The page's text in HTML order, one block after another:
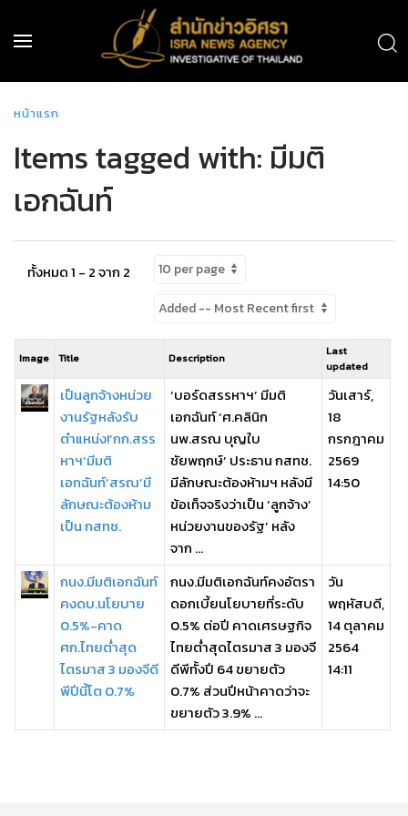
หน้าแรก
Items tagged with: มีมติ
เอกฉันท์
ทั้งหมด 1 - 2 จาก 2
Image Title Description
Last
updated
เป็นลูกจ้างหน่วย
งานรัฐหลังรับ
ตำแหน่ง!‘กก.สรร
หาฯ’มีมติ
เอกฉันท์‘สรณ’มี
ลักษณะต้องห้าม
เป็น กสทช.
‘บอร์ดสรรหาฯ’ มีมติ
เอกฉันท์ ‘ศ.คลินิก
นพ.สรณ บุญใบ
ชัยพฤกษ์’ ประธาน กสทช.
มีลักษณะต้องห้ามฯ หลังมี
ข้อเท็จจริงว่าเป็น ‘ลูกจ้าง’
หน่วยงานของรัฐ’ หลัง
จาก ...
วันเสาร์,
18
กรกฎาคม
2569
14:50
กนง.มีมติเอกฉันท์
คงดบ.นโยบาย
0.5%-คาด
ศก.ไทยต่ำสุด
ไตรมาส 3 มองจีดี
พีปีนี้โต 0.7%
กนง.มีมติเอกฉันท์คงอัตรา
ดอกเบี้ยนโยบายที่ระดับ
0.5% ต่อปี คาดเศรษฐกิจ
ไทยต่ำสุดไตรมาส 3 มองจี
ดีพีทั้งปี 64 ขยายตัว
0.7% ส่วนปีหน้าคาดว่าจะ
ขยายตัว 3.9% ...
วัน
พฤหัสบดี,
14 ตุลาคม
2564
14:11